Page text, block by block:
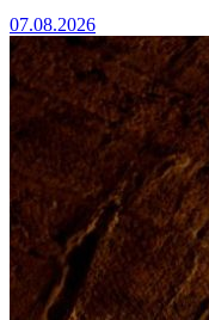
07.08.2026